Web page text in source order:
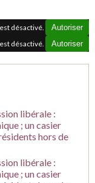
désactivé.
Autoriser
désactivé.
Autoriser
libérale :
; un casier
hors de
libérale :
; un casier